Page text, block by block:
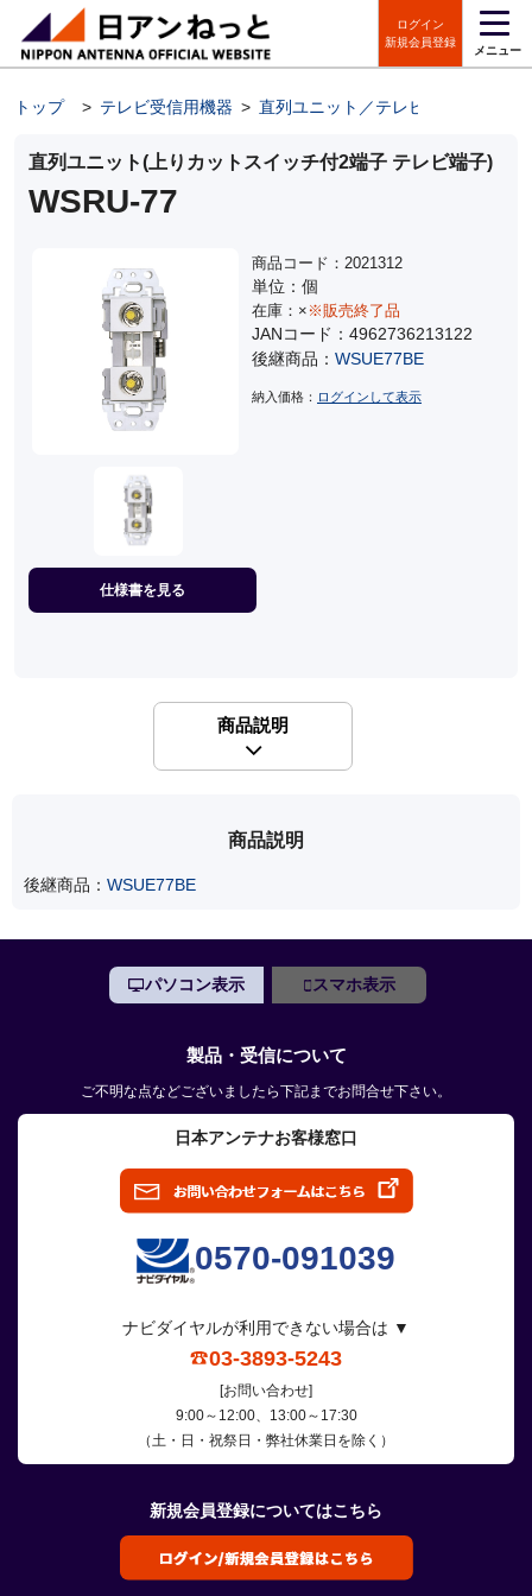
ログイン
新規会員登録
メニュー
トップ > テレビ受信用機器 > 直列ユニット／テレビ端子
直列ユニット(上りカットスイッチ付2端子 テレビ端子)
WSRU-77
商品コード：2021312
単位：個
在庫：× ※販売終了品
JANコード：4962736213122
後継商品： WSUE77BE
納入価格： ログインして表示
仕様書を見る
商品説明
商品説明
後継商品： WSUE77BE
パソコン表示 スマホ表示
製品・受信について
ご不明な点などございましたら下記までお問合せ下さい。
日本アンテナお客様窓口
0570-091039
ナビダイヤルが利用できない場合は ▼
03-3893-5243
[お問い合わせ]
9:00～12:00、13:00～17:30
（土・日・祝祭日・弊社休業日を除く）
新規会員登録についてはこちら